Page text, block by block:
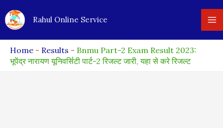
to
Rahul Online Service
Home - Results - Bnmu Part-2 Exam Result 2023:
भूपेंद्र नारायण यूनिवर्सिटी पार्ट-2 रिजल्ट जारी, यहा से करे रिजल्ट